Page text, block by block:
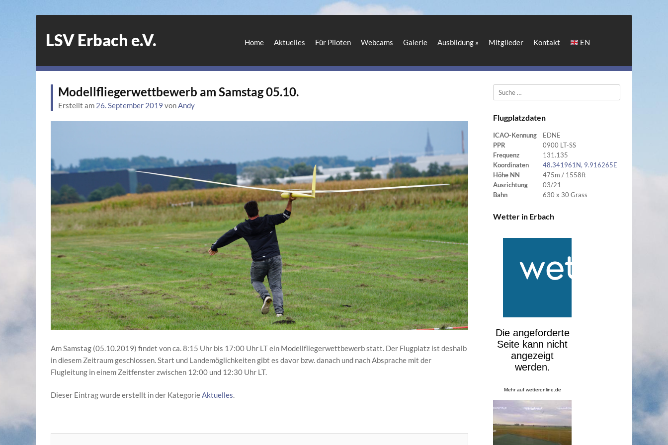
LSV Erbach e.V. Home Aktuelles Für Piloten Webcams Galerie Ausbildung » Mitglieder Kontakt EN
Modellfliegerwettbewerb am Samstag 05.10.
Erstellt am 26. September 2019 vonAndy
Am Samstag (05.10.2019) findet von ca. 8:15 Uhr bis 17:00 Uhr LT ein Modellfliegerwettbewerb statt. Der Flugplatz ist deshalb
in diesem Zeitraum geschlossen. Start und Landemöglichkeiten gibt es davor bzw. danach und nach Absprache mit der
Flugleitung in einem Zeitfenster zwischen 12:00 und 12:30 Uhr LT.
Dieser Eintrag wurde erstellt in der KategorieAktuelles.
Suche
Flugplatzdaten
ICAO-Kennung
EDNE
PPR
0900 LT-SS
Frequenz
131.135
Koordinaten
48.341961N, 9.916265E
Höhe NN
475m / 1558ft
Ausrichtung
03/21
Bahn
630 x 30 Grass
Wetter in Erbach
Mehr auf wetteronline.de